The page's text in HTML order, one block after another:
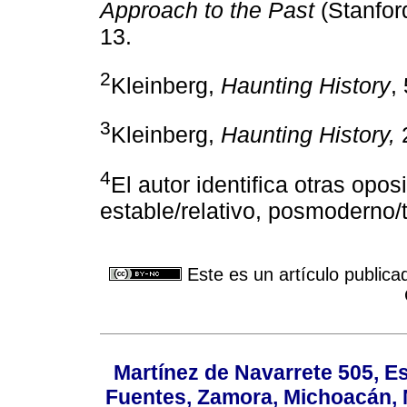
Approach to the Past
13.
2Kleinberg, Haunting History,
3Kleinberg, Haunting History,
4El autor identifica otras
estable/relativo,
Este es un artículo
Martínez de Navarrete 505,
Fuentes, Zamora, Michoacán,